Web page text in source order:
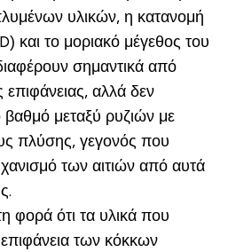
υλικών, η κατανομή
και το μοριακό μέγεθος του
σημαντικά από
επιφάνειας, αλλά δεν
βαθμό μεταξύ ρυζιών με
πλύσης, γεγονός που
των αιτιών από αυτά
φορά ότι τα υλικά που
των κόκκων